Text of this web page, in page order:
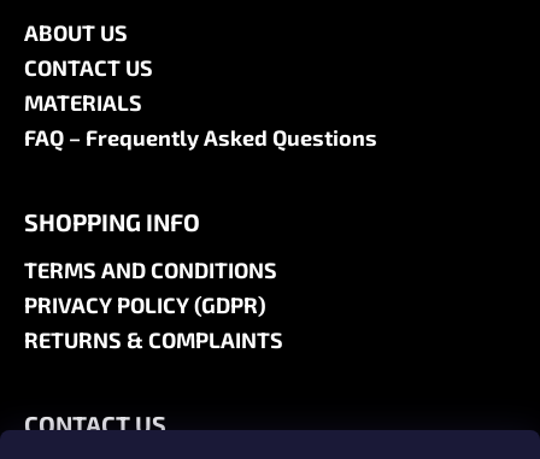
ABOUT US
CONTACT US
MATERIALS
FAQ – Frequently Asked Questions
SHOPPING INFO
TERMS AND CONDITIONS
PRIVACY POLICY (GDPR)
RETURNS & COMPLAINTS
CONTACT US